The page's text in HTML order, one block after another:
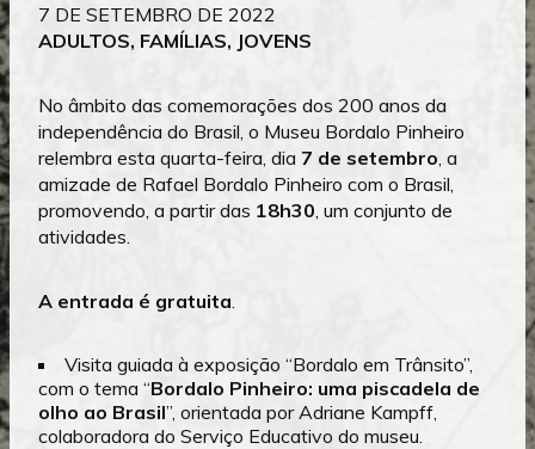
7 DE SETEMBRO DE 2022
ADULTOS, FAMÍLIAS, JOVENS
No âmbito das comemorações dos 200 anos da
independência do Brasil, o Museu Bordalo Pinheiro
relembra esta quarta-feira, dia 7 de setembro , a
amizade de Rafael Bordalo Pinheiro com o Brasil,
promovendo, a partir das 18h30 , um conjunto de
atividades.
A entrada é gratuita
Visita guiada à exposição “Bordalo em Trânsito”,
com o tema “Bordalo Pinheiro: uma piscadela de
olho ao Brasil”, orientada por Adriane Kampff,
colaboradora do Serviço Educativo do museu.